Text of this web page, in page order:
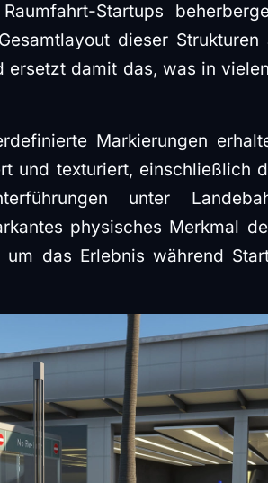
Startups
dieser
damit das, was in
Markierungen
und texturiert, einschließlich
unter
physisches Merkmal
das Erlebnis während